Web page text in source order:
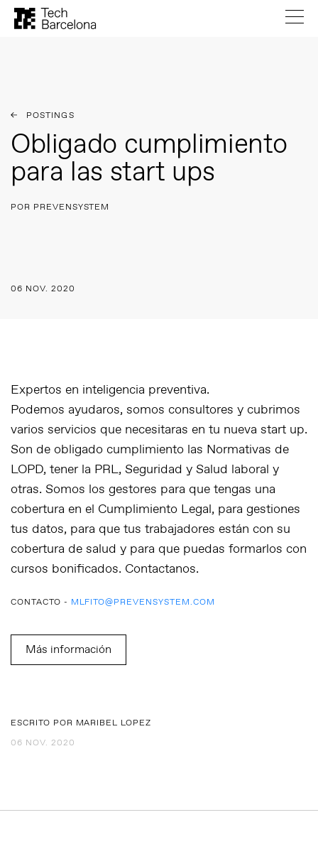
POSTINGS
Obligado cumplimiento
para las start ups
POR PREVENSYSTEM
06 NOV. 2020
Expertos en inteligencia preventiva.
Podemos ayudaros, somos consultores y cubrimos
varios servicios que necesitaras en tu nueva start up.
Son de obligado cumplimiento las Normativas de
LOPD, tener la PRL, Seguridad y Salud laboral y
otras. Somos los gestores para que tengas una
cobertura en el Cumplimiento Legal, para gestiones
tus datos, para que tus trabajadores están con su
cobertura de salud y para que puedas formarlos con
cursos bonificados. Contactanos.
CONTACTO - MLFITO@PREVENSYSTEM.COM
Más información
ESCRITO POR MARIBEL LOPEZ
06 NOV. 2020